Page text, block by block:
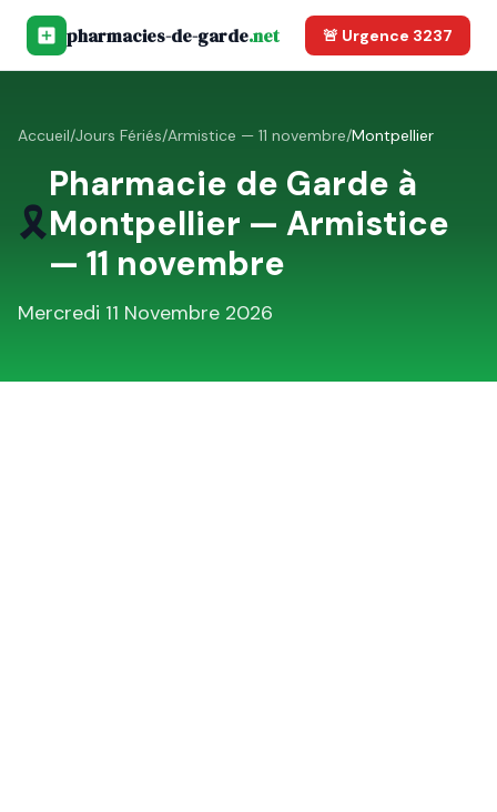
pharmacies-de-garde.net 🚨 Urgence 3237
Accueil/Jours Fériés/Armistice — 11 novembre/Montpellier
🎗️
Pharmacie de Garde à
Montpellier — Armistice
— 11 novembre
Mercredi 11 Novembre 2026